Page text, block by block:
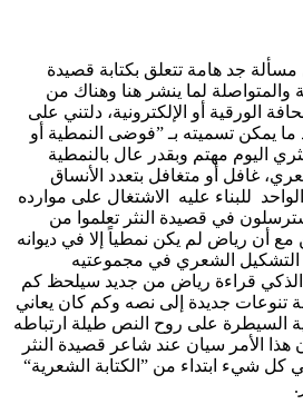
جد هامة تتعلق بكتابة قصيدة
والمتواصلة لما ينشر هنا وهناك من
الورقية أو الإلكترونية، دلتني على
يمكن تسميته بـ ”فوضى النمطية أو
اليوم مهتم وبقدر عال بالنمطية
غافل أو متغافل بتعدد الأنساق
للبناء عليه الاشتغال على موارده
في قصيدة النثر تعلموا من
أن رياض لم يكن نمطياً إلا في ديوانه
التشكيل الشعري في مجموعتيه
الذكي قراءة رياض من جديد سيلحظ كم
جديدة إلى نصه وكم كان يعاني
السيطرة على روح النص طيلة ارتباطه
الأمر سيان عند شاعر قصيدة النثر
شيء ابتداء من ”الكتابة الشعرية“